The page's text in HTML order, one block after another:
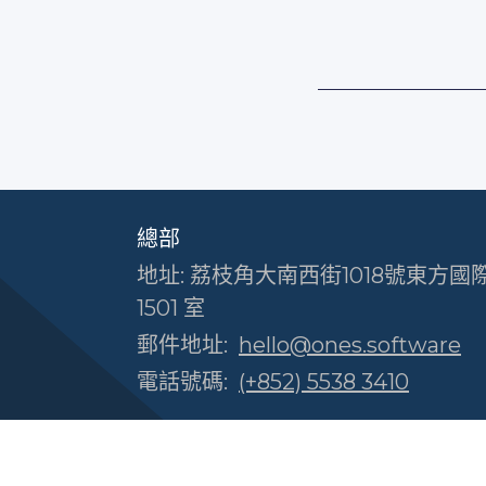
總部
地址: 荔枝角大南西街1018號東方國
1501 室
郵件地址: hello@ones.software
電話號碼: (+852) 5538 3410